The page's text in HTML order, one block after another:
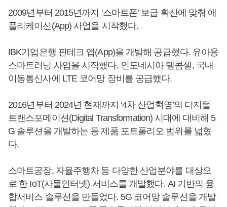
2009년부터 2015년까지 ‘스마트폰’ 보급 확산에 맞춰 애
플리케이션(App) 사업을 시작했다.
IBK기업은행 핀테크 앱(App)을 개발해 공급했다. 유아용
스마트러닝 사업을 시작했다. 인도네시아 텔콤셀, 국내
이동통신사에 LTE 코어망 장비를 공급했다.
2016년부터 2024년 현재까지 ‘4차 산업혁명’의 디지털
트랜스포메이션(Digital Transformation) 시대에 대비해 5
G 솔루션을 개발하는 등 제품 포트폴리오 범위를 넓혔
다.
스마트공장, 자율주행차 등 다양한 산업분야를 대상으
로 한 IoT(사물인터넷) 서비스를 개발했다. AI 기반의 융
합서비스 솔루션을 만들었다. 5G 코어망 솔루션을 개발